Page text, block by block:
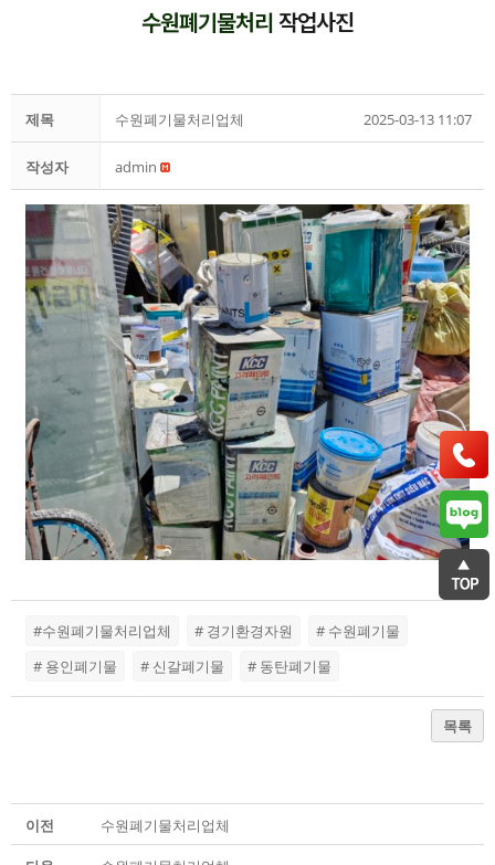
수원폐기물처리작업사진
제목 수원폐기물처리업체 2025-03-13 11:07
작성자 admin
#수원폐기물처리업체 # 경기환경자원
# 수원폐기물
# 용인폐기물
# 신갈폐기물 # 동탄폐기물
목록
이전 수원폐기물처리업체